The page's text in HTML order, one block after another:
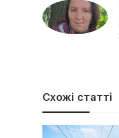
Схожі статті